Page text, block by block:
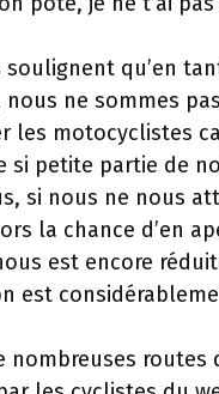
soulignent qu’en
ne sommes
les motocyclistes
si petite partie de
si nous ne nous
la chance d’en
est encore
est
nombreuses routes